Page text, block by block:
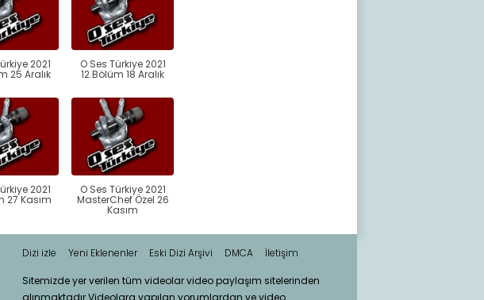
2021
25 Aralık
O Ses Türkiye 2021
12.Bölüm 18 Aralık
2021
27 Kasım
O Ses Türkiye 2021
MasterChef Özel 26
Kasım
Dizi izle Yeni Eklenenler Eski Dizi Arşivi DMCA İletişim
Sitemizde yer verilen tüm videolar video paylaşım sitelerinden